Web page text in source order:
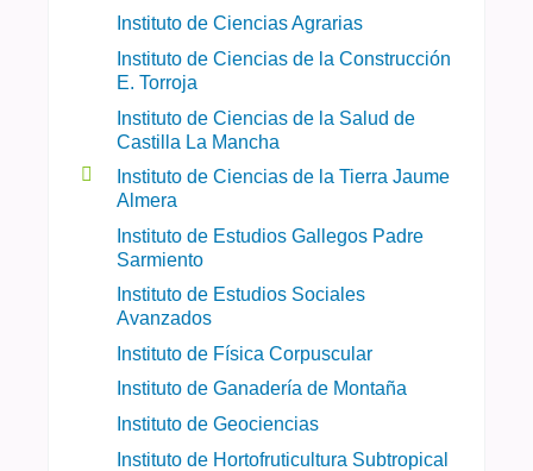
Instituto de Ciencias Agrarias
Instituto de Ciencias de la Construcción
E. Torroja
Instituto de Ciencias de la Salud de
Castilla La Mancha
Instituto de Ciencias de la Tierra Jaume
Almera
Instituto de Estudios Gallegos Padre
Sarmiento
Instituto de Estudios Sociales
Avanzados
Instituto de Física Corpuscular
Instituto de Ganadería de Montaña
Instituto de Geociencias
Instituto de Hortofruticultura Subtropical